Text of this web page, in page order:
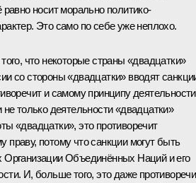
равно носит морально политико-
Это само по себе уже неплохо.
что некоторые страны «двадцатки»
со стороны «двадцатки» вводят
и самому принципу деятельности
не только деятельности «двадцатки»
«двадцатки», это противоречит
праву, потому что санкции могут быть
Организации Объединённых Наций и его
И, больше того, это даже